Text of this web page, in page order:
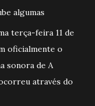
algumas
terça-feira 11 de
oficialmente o
sonora de A
através do